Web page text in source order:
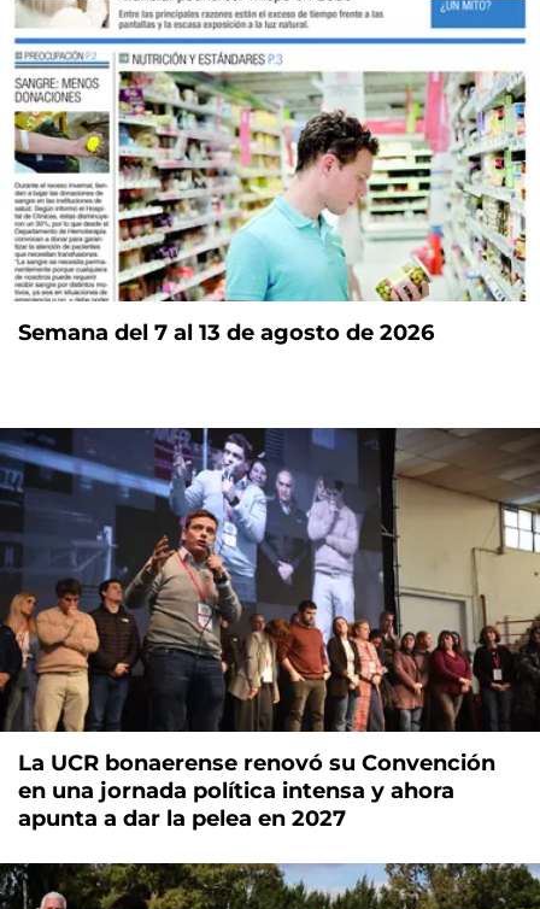
Semana del 7 al 13 de agosto de 2026
La UCR bonaerense renovó su Convención
en una jornada política intensa y ahora
apunta a dar la pelea en 2027